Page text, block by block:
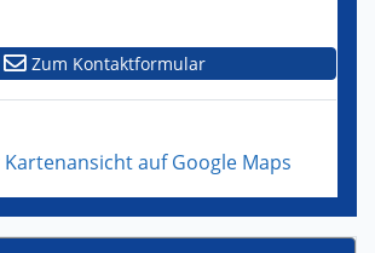
Zum Kontaktformular
auf Google Maps